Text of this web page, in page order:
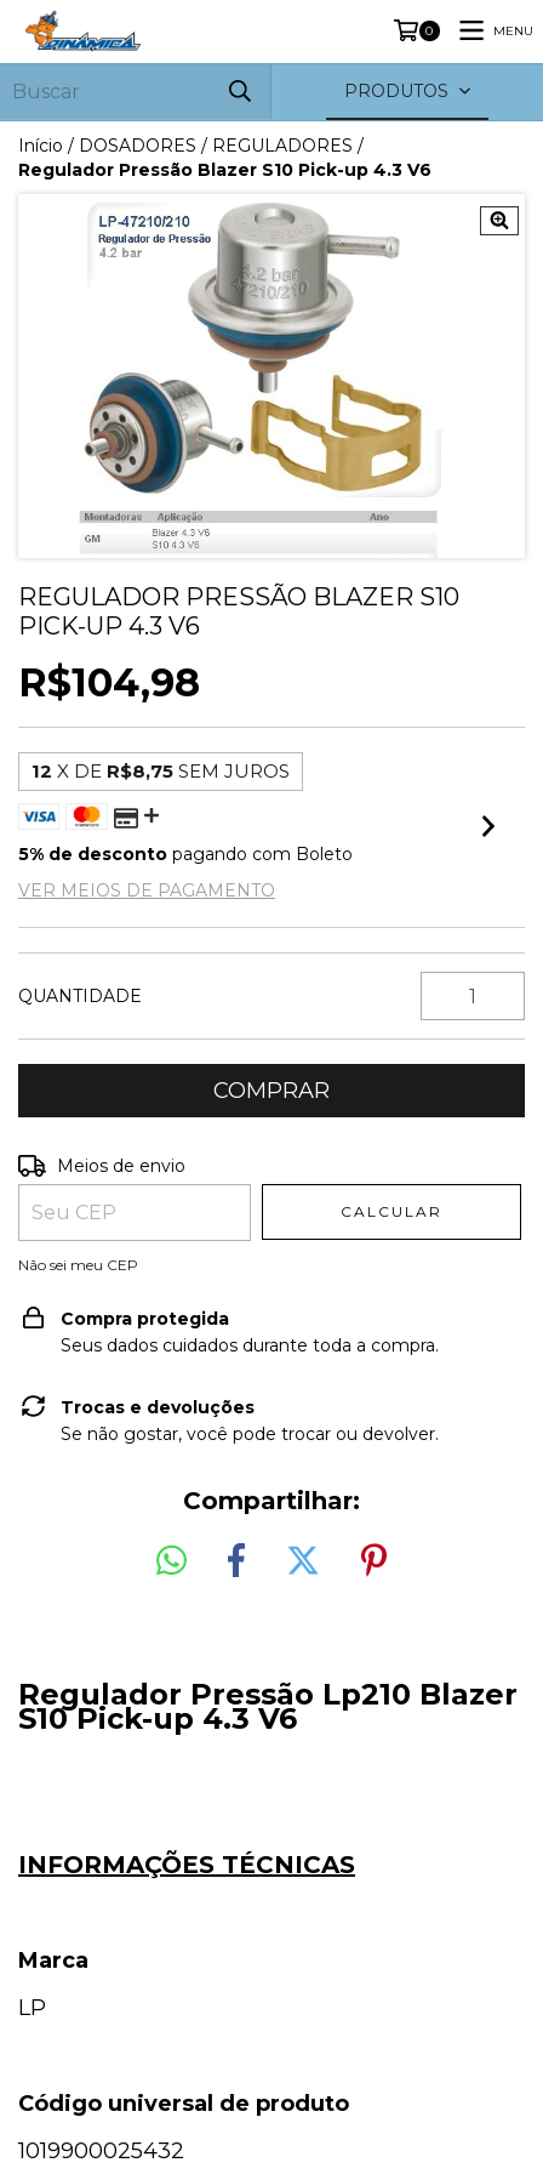
0 MENU
PRODUTOS
Início / DOSADORES / REGULADORES /
Regulador Pressão Blazer S10 Pick-up 4.3 V6
REGULADOR PRESSÃO BLAZER S10
PICK-UP 4.3 V6
R$104,98
12 X DE R$8,75 SEM JUROS
5% de desconto pagando com Boleto
VER MEIOS DE PAGAMENTO
QUANTIDADE
Entregas para o CEP:
Meios de envio
CALCULAR
Não sei meu CEP
Compra protegida
Seus dados cuidados durante toda a compra.
Trocas e devoluções
Se não gostar, você pode trocar ou devolver.
Compartilhar:
Regulador Pressão Lp210 Blazer
S10 Pick-up 4.3 V6
INFORMAÇÕES TÉCNICAS
Marca
LP
Código universal de produto
1019900025432